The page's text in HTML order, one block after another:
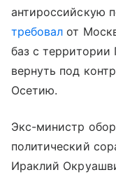
антироссийскую
требовал от
баз с территории
вернуть под
Осетию.
Экс-министр
политический
Ираклий